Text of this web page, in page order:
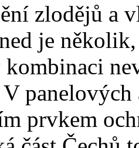
zlodějů a
je
V
prvkem